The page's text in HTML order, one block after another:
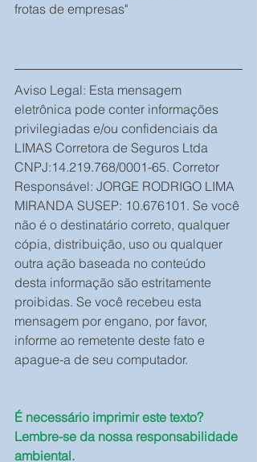
frotas de empresas"
Aviso Legal: Esta mensagem
eletrônica pode conter informações
privilegiadas e/ou confidenciais da
LIMAS Corretora de Seguros Ltda
CNPJ:14.219.768/0001-65. Corretor
Responsável: JORGE RODRIGO LIMA
MIRANDA SUSEP: 10.676101. Se você
não é o destinatário correto, qualquer
cópia, distribuição, uso ou qualquer
outra ação baseada no conteúdo
desta informação são estritamente
proibidas. Se você recebeu esta
mensagem por engano, por favor,
informe ao remetente deste fato e
apague-a de seu computador.
É necessário imprimir este texto?
Lembre-se da nossa responsabilidade
ambiental.